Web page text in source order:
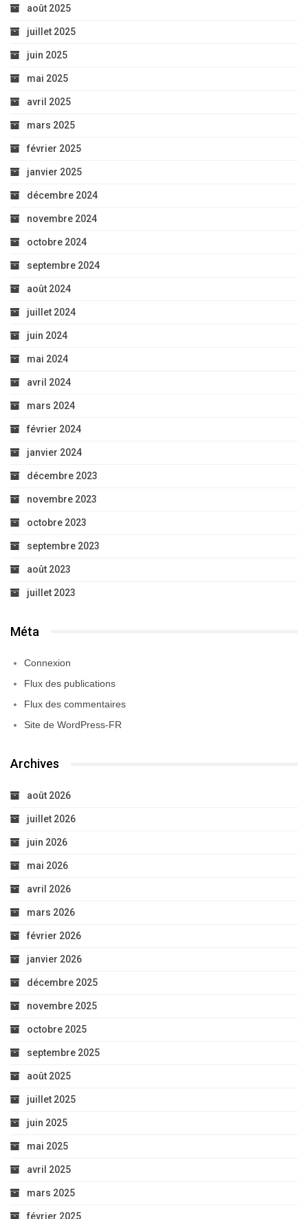
août 2025
juillet 2025
juin 2025
mai 2025
avril 2025
mars 2025
février 2025
janvier 2025
décembre 2024
novembre 2024
octobre 2024
septembre 2024
août 2024
juillet 2024
juin 2024
mai 2024
avril 2024
mars 2024
février 2024
janvier 2024
décembre 2023
novembre 2023
octobre 2023
septembre 2023
août 2023
juillet 2023
Méta
Connexion
Flux des publications
Flux des commentaires
Site de WordPress-FR
Archives
août 2026
juillet 2026
juin 2026
mai 2026
avril 2026
mars 2026
février 2026
janvier 2026
décembre 2025
novembre 2025
octobre 2025
septembre 2025
août 2025
juillet 2025
juin 2025
mai 2025
avril 2025
mars 2025
février 2025